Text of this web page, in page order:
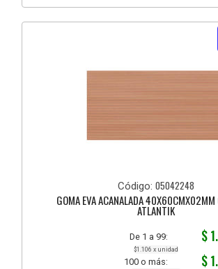
Código: 05042248
GOMA EVA ACANALADA 40X60CMX02MM
ATLANTIK
De 1 a 99: $
$1.106 x unidad
100 o más: $